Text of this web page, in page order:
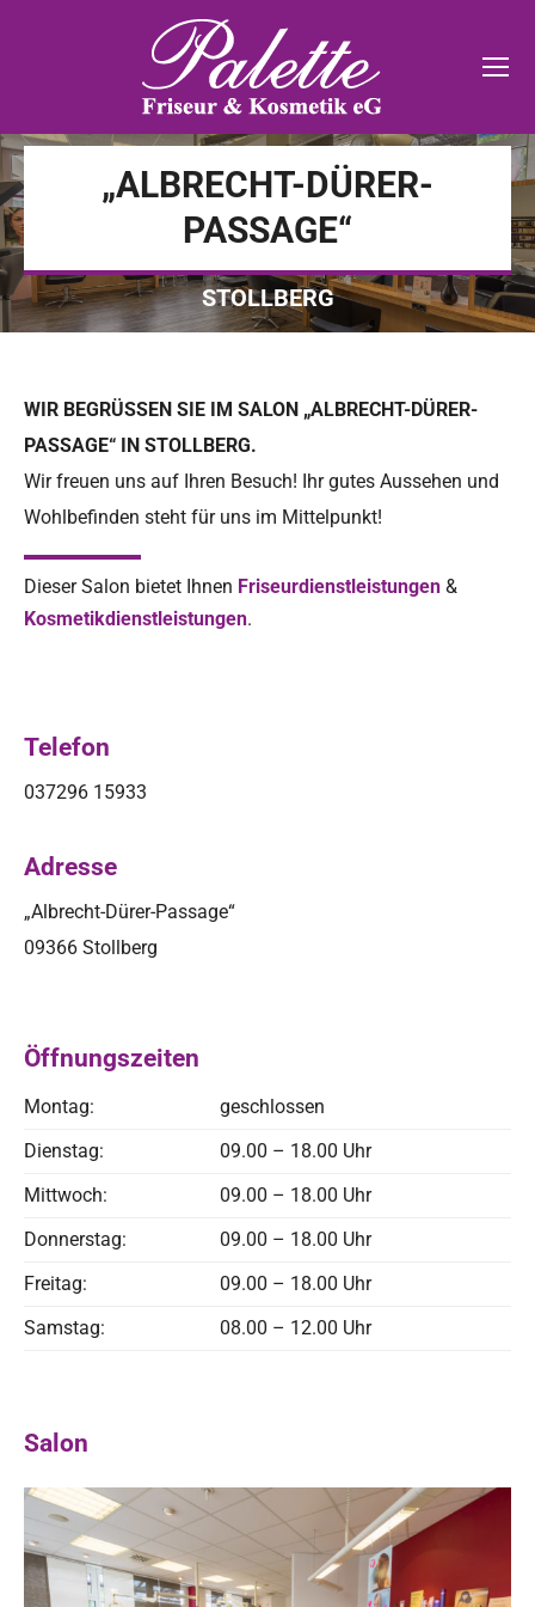
„ALBRECHT-DÜRER-
PASSAGE“
STOLLBERG
WIR BEGRÜSSEN SIE IM SALON „ALBRECHT-DÜRER-P
ASSAGE“ IN STOLLBERG.
Wir freuen uns auf Ihren Besuch! Ihr gutes Aussehen und
Wohlbefinden steht für uns im Mittelpunkt!
Dieser Salon bietet Ihnen Friseurdienstleistungen &
Kosmetikdienstleistungen.
Telefon
037296 15933
Adresse
„Albrecht-Dürer-Passage“
09366 Stollberg
Öffnungszeiten
Montag:
geschlossen
Dienstag:
09.00 – 18.00 Uhr
Mittwoch:
09.00 – 18.00 Uhr
Donnerstag:
09.00 – 18.00 Uhr
Freitag:
09.00 – 18.00 Uhr
Samstag:
08.00 – 12.00 Uhr
Salon